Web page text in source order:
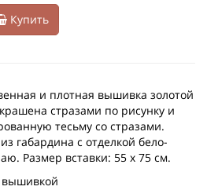
Купить
и плотная вышивка золотой
стразами по рисунку и
тесьму со стразами.
габардина с отделкой бело-
Размер вставки: 55 х 75 см.
вышивкой